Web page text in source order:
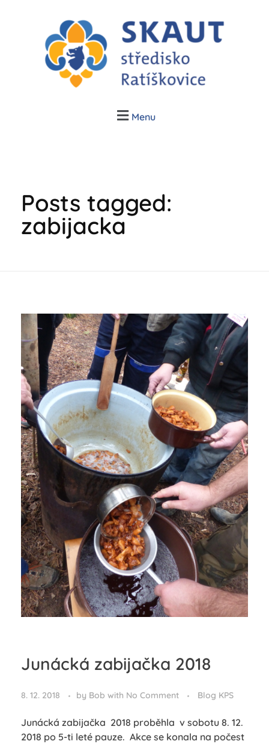
Menu
Posts tagged:
zabijacka
Junácká zabijačka 2018
8. 12. 2018 by Bob with No Comment Blog KPS
Junácká zabijačka 2018 proběhla v sobotu 8. 12.
2018 po 5-ti leté pauze. Akce se konala na počest